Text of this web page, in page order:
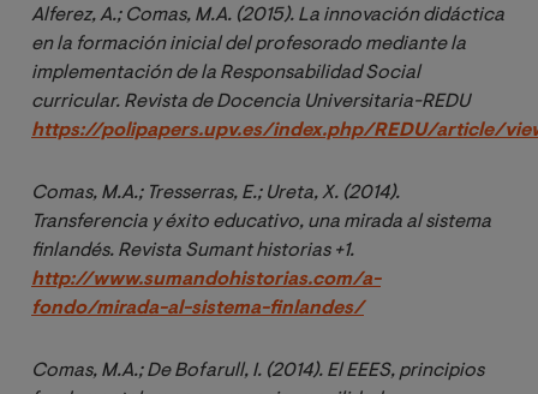
Alferez, A.; Comas, M.A. (2015). La innovación didáctica
en la formación inicial del profesorado mediante la
implementación de la Responsabilidad Social
curricular. Revista de Docencia Universitaria-REDU
https://polipapers.upv.es/index.php/REDU/article/
Comas, M.A.; Tresserras, E.; Ureta, X. (2014).
Transferencia y éxito educativo, una mirada al sistema
finlandé
http://www.sumandohistorias.com/a-
fondo/mirada-al-sistema-finlandes/
Comas, M.A.; De Bofarull, I. (2014). El EEES, principios